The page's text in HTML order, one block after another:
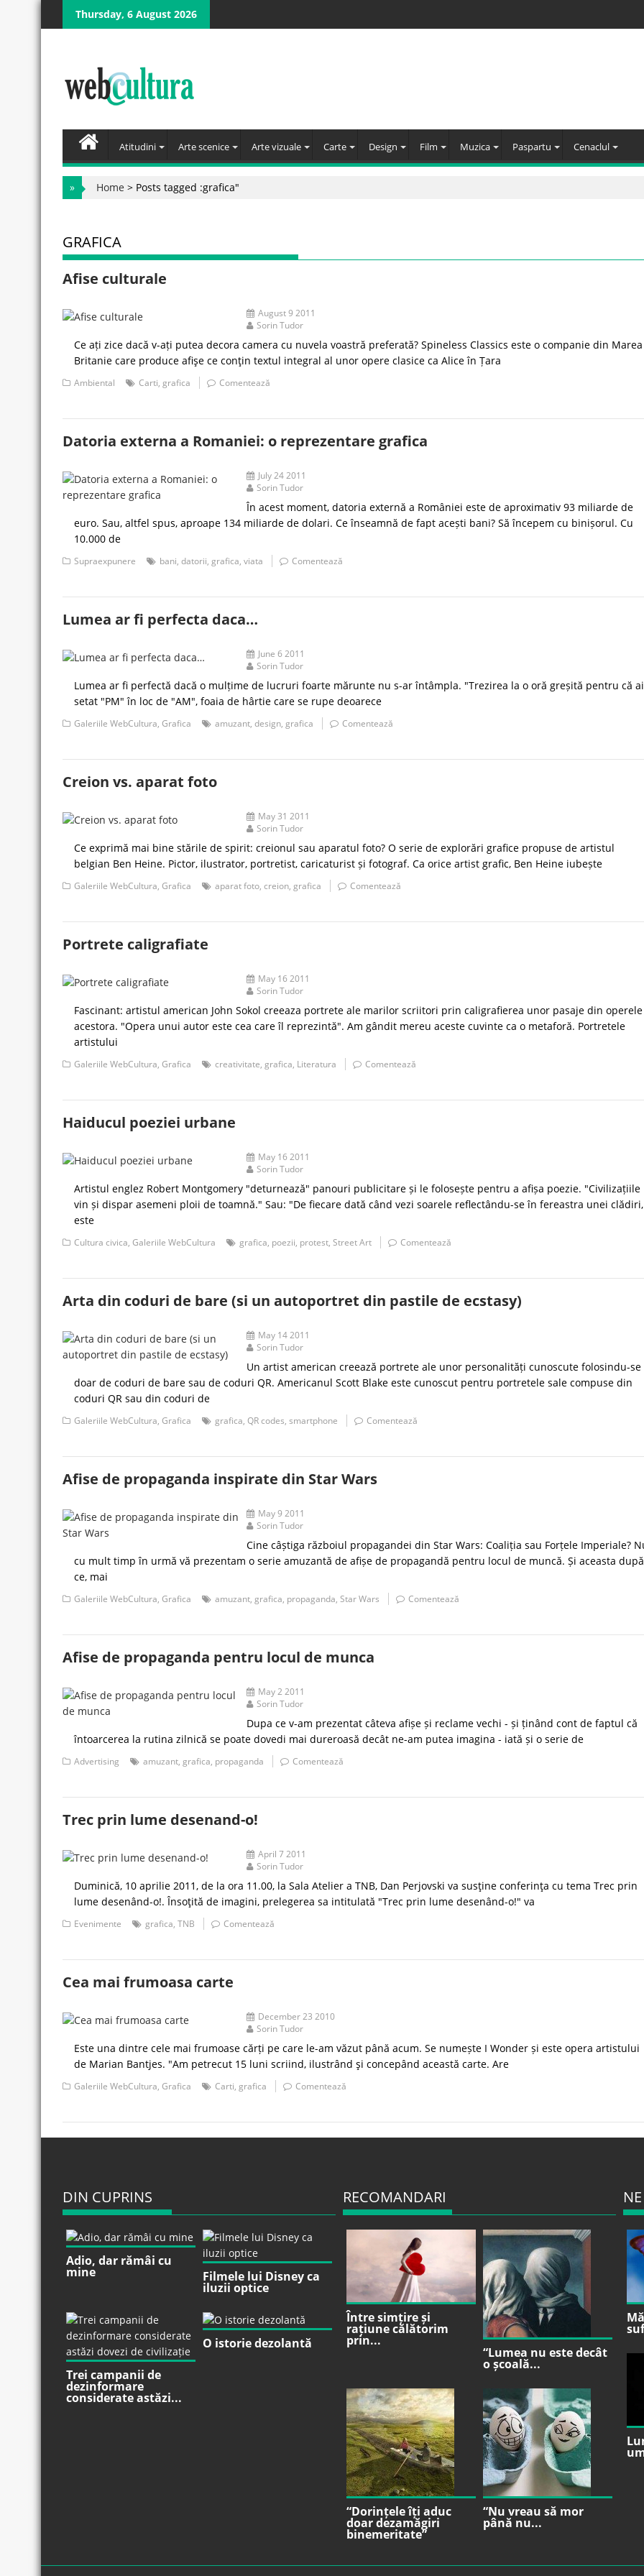
Skip
Thursday, 6 August 2026
Atitudini Arte scenice Arte vizuale Carte Design Film Muzica Paspartu Cenaclul
» Home > Posts tagged :grafica"
GRAFICA
Afise culturale
August 9 2011
Sorin Tudor
Ce ați zice dacă v-ați putea decora camera cu nuvela voastră preferată? Spineless Classics este o companie din Marea
Britanie care produce afişe ce conţin textul integral al unor opere clasice ca Alice în Țara
Ambiental Carti, grafica Comentează
Datoria externa a Romaniei: o reprezentare grafica
July 24 2011
Sorin Tudor
În acest moment, datoria externă a României este de aproximativ 93 miliarde de
euro. Sau, altfel spus, aproape 134 miliarde de dolari. Ce înseamnă de fapt acești bani? Să începem cu binișorul. Cu
10.000 de
Supraexpunere bani, datorii, grafica, viata Comentează
Lumea ar fi perfecta daca…
June 6 2011
Sorin Tudor
Lumea ar fi perfectă dacă o mulțime de lucruri foarte mărunte nu s-ar întâmpla. "Trezirea la o oră greșită pentru că ai
setat "PM" în loc de "AM", foaia de hârtie care se rupe deoarece
Galeriile WebCultura, Grafica amuzant, design, grafica Comentează
Creion vs. aparat foto
May 31 2011
Sorin Tudor
Ce exprimă mai bine stările de spirit: creionul sau aparatul foto? O serie de explorări grafice propuse de artistul
belgian Ben Heine. Pictor, ilustrator, portretist, caricaturist și fotograf. Ca orice artist grafic, Ben Heine iubește
Galeriile WebCultura, Grafica aparat foto, creion, grafica Comentează
Portrete caligrafiate
May 16 2011
Sorin Tudor
Fascinant: artistul american John Sokol creeaza portrete ale marilor scriitori prin caligrafierea unor pasaje din operele
acestora. "Opera unui autor este cea care îl reprezintă". Am gândit mereu aceste cuvinte ca o metaforă. Portretele
artistului
Galeriile WebCultura, Grafica creativitate, grafica, Literatura Comentează
Haiducul poeziei urbane
May 16 2011
Sorin Tudor
Artistul englez Robert Montgomery "deturnează" panouri publicitare și le folosește pentru a afișa poezie. "Civilizațiile
vin și dispar asemeni ploii de toamnă." Sau: "De fiecare dată când vezi soarele reflectându-se în fereastra unei clădiri,
este
Cultura civica, Galeriile WebCultura grafica, poezii, protest, Street Art Comentează
Arta din coduri de bare (si un autoportret din pastile de ecstasy)
May 14 2011
Sorin Tudor
Un artist american creează portrete ale unor personalități cunoscute folosindu-se
doar de coduri de bare sau de coduri QR. Americanul Scott Blake este cunoscut pentru portretele sale compuse din
coduri QR sau din coduri de
Galeriile WebCultura, Grafica grafica, QR codes, smartphone Comentează
Afise de propaganda inspirate din Star Wars
May 9 2011
Sorin Tudor
Cine câștiga războiul propagandei din Star Wars: Coaliția sau Forțele Imperiale?
cu mult timp în urmă vă prezentam o serie amuzantă de afișe de propagandă pentru locul de muncă. Și aceasta după
ce, mai
Galeriile WebCultura, Grafica amuzant, grafica, propaganda, Star Wars Comentează
Afise de propaganda pentru locul de munca
May 2 2011
Sorin Tudor
Dupa ce v-am prezentat câteva afișe și reclame vechi - și ținând cont de faptul că
întoarcerea la rutina zilnică se poate dovedi mai dureroasă decât ne-am putea imagina - iată și o serie de
Advertising amuzant, grafica, propaganda Comentează
Trec prin lume desenand-o!
April 7 2011
Sorin Tudor
Duminică, 10 aprilie 2011, de la ora 11.00, la Sala Atelier a TNB, Dan Perjovski va susţine conferinţa cu tema Trec prin
lume desenând-o!. Însoţită de imagini, prelegerea sa intitulată "Trec prin lume desenând-o!" va
Evenimente grafica, TNB Comentează
Cea mai frumoasa carte
December 23 2010
Sorin Tudor
Este una dintre cele mai frumoase cărți pe care le-am văzut până acum. Se numește I Wonder și este opera artistului
de Marian Bantjes. "Am petrecut 15 luni scriind, ilustrând şi concepând această carte. Are
Galeriile WebCultura, Grafica Carti, grafica Comentează
DIN CUPRINS
Adio, dar rămâi cu
mine Filmele lui Disney ca
iluzii optice
Trei campanii de
dezinformare
considerate astăzi...
O istorie dezolantă
RECOMANDARI
Între simțire și
rațiune călătorim
prin...
“Lumea nu este decât
o școală...
“Dorințele îți aduc
doar dezamăgiri
binemeritate”
“Nu vreau să mor
până nu...